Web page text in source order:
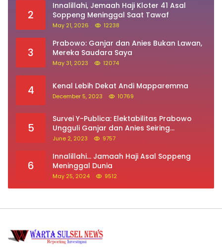
2
Innalillahi, Jemaah Haji Kloter 41 Asal
Soppeng Meninggal Saat Tawaf
May 21, 2026 12238
3
Prabowo: Ganjar dan Anies Bukan Lawan,
Mereka Saudara Saya
May 31, 2023 12074
4 Kenal Lebih Dekat Andi Mapparemma
December 5, 2023 10769
5
Survei Y-Publica: Elektabilitas Prabowo
Ungguli Ganjar dan Anies Seiring
Kepuasan Terhadap Jokowi Naik
June 2, 2023 9757
6
Innalillahi… Jamaah Haji Asal Soppeng
Meninggal Dunia
May 25, 2024 9512